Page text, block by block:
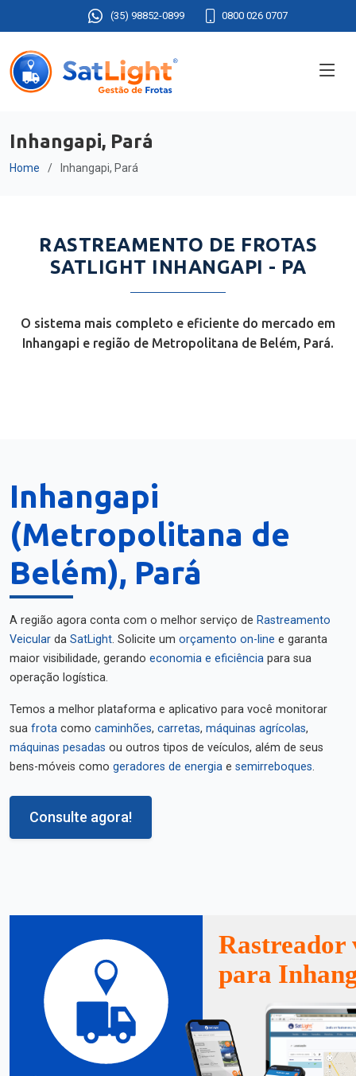
(35) 98852-0899 0800 026 0707
Inhangapi, Pará
Home Inhangapi, Pará
RASTREAMENTO DE FROTAS
SATLIGHT INHANGAPI - PA
O sistema mais completo e eficiente do mercado em
Inhangapi e região de Metropolitana de Belém, Pará.
Inhangapi
(Metropolitana de
Belém), Pará
A região agora conta com o melhor serviço de Rastreamento
Veicular da SatLight. Solicite um orçamento on-line e garanta
maior visibilidade, gerando economia e eficiência para sua
operação logística.
Temos a melhor plataforma e aplicativo para você monitorar
sua frota como caminhões, carretas, máquinas agrícolas,
máquinas pesadas ou outros tipos de veículos, além de seus
bens-móveis como geradores de energia e semirreboques.
Consulte agora!
Rastreador
para